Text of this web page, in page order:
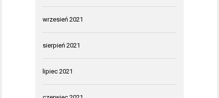
wrzesień 2021
sierpień 2021
lipiec 2021